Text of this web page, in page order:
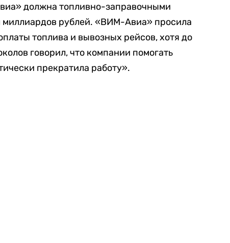
должна топливно-заправочными
рублей. «ВИМ-Авиа» просила
топлива и вывозных рейсов, хотя до
говорил, что компании помогать
прекратила работу».